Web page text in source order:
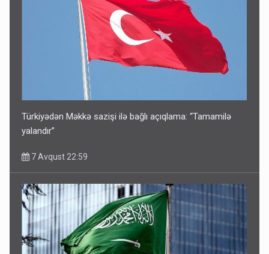
Türkiyədən Məkkə sazişi ilə bağlı açıqlama: “Tamamilə
yalandır”
7 Avqust 22:59